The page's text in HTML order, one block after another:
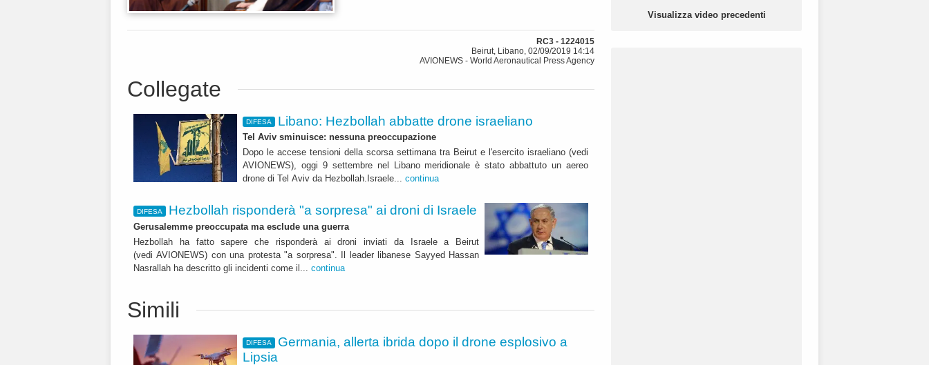
RC3 - 1224015
Beirut, Libano, 02/09/2019 14:14
AVIONEWS - World Aeronautical Press Agency
Collegate
DIFESA Libano: Hezbollah abbatte drone israeliano
Tel Aviv sminuisce: nessuna preoccupazione
Dopo le accese tensioni della scorsa settimana tra Beirut e l'esercito israeliano (vedi
AVIONEWS), oggi 9 settembre nel Libano meridionale è stato abbattuto un aereo
drone di Tel Aviv da Hezbollah.Israele... continua
DIFESA Hezbollah risponderà "a sorpresa" ai droni di Israele
Gerusalemme preoccupata ma esclude una guerra
Hezbollah ha fatto sapere che risponderà ai droni inviati da Israele a Beirut
(vedi AVIONEWS) con una protesta "a sorpresa". Il leader libanese Sayyed Hassan
Nasrallah ha descritto gli incidenti come il... continua
Simili
DIFESA
Germania, allerta ibrida dopo il drone esplosivo a
Lipsia
Visualizza video precedenti